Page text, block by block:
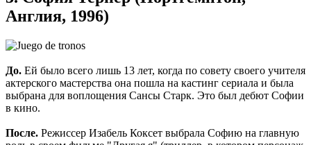
Англия, 1996)
До. Ей было всего лишь 13 лет, когда по совету своего учителя
актерского мастерства она пошла на кастинг сериала и была
выбрана для воплощения Сансы Старк. Это был дебют Софии
в кино.
После. Режиссер Изабель Коксет выбрала Софию на главную